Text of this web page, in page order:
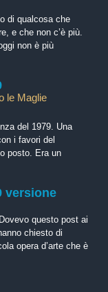
di qualcosa che
e che non c’è più.
non è più
le Maglie
del 1979. Una
i favori del
posto. Era un
versione
questo post ai
chiesto di
opera d’arte che è